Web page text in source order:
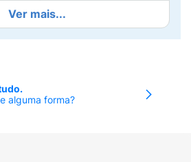
é curto.
Macarrão instantâneo com
o paladar.
Ver mais...
alguma forma?